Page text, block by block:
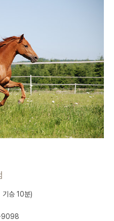
기승 10분)
9098